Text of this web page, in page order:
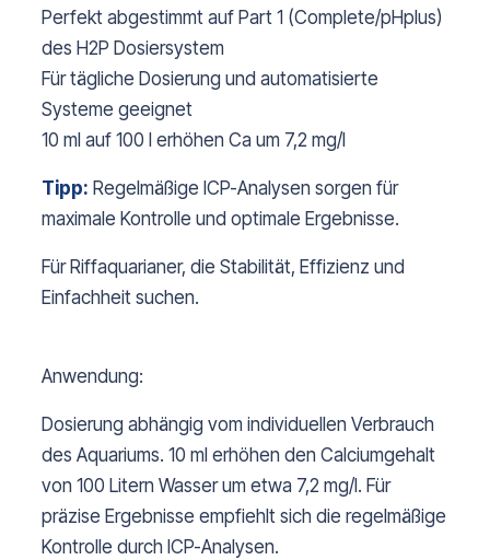
Perfekt abgestimmt auf Part 1 (Complete/pHplus)
des H2P Dosiersystem
Für tägliche Dosierung und automatisierte
Systeme geeignet
10 ml auf 100 l erhöhen Ca um 7,2 mg/l
Tipp: Regelmäßige ICP-Analysen sorgen für
maximale Kontrolle und optimale Ergebnisse.
Für Riffaquarianer, die Stabilität, Effizienz und
Einfachheit suchen.
Anwendung:
Dosierung abhängig vom individuellen Verbrauch
des Aquariums. 10 ml erhöhen den Calciumgehalt
von 100 Litern Wasser um etwa 7,2 mg/l. Für
präzise Ergebnisse empfiehlt sich die regelmäßige
Kontrolle durch ICP-Analysen.